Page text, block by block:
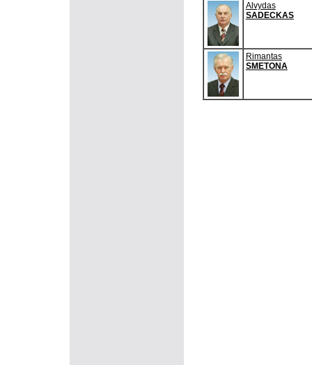
Alvydas
SADECKAS
Rimantas
SMETONA